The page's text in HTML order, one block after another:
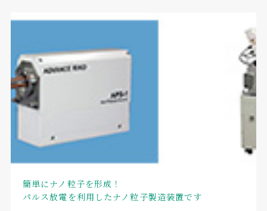
簡単にナノ粒子を形成！
パルス放電を利用したナノ粒子製造装置です